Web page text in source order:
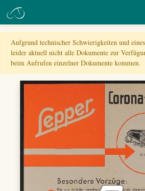
Aufgrund technischer Schwierigkeiten und
leider aktuell nicht alle Dokumente zur
beim Aufrufen einzelner Dokumente kommen.